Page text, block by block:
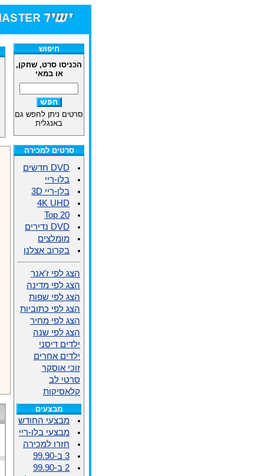
חיפוש
הכניסו סרט, שחקן,
או במאי
סרטים ניתן לחפש גם
באנגלית
סרטים למכירה
DVD חדשים
בלו-ריי
בלו-ריי 3D
4K UHD
Top 20
DVD נדירים
מומלצים
בקרוב אצלנו
הצג לפי ז'אנר
הצג לפי מדינה
הצג לפי שפות
הצג לפי כתוביות
הצג לפי מחיר
הצג לפי שנה
ילדים דיסני
ילדים אחרים
זוכי אוסקר
סרטי לב
קלאסיקות
מבצעים
מבצעי החודש
מבצעי בלו-ריי
חזרו למכירה
3 ב-99.90
2 ב-99.90